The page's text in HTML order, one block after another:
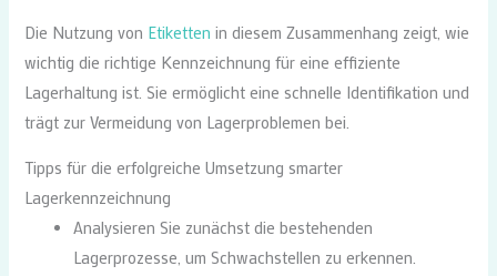
Die Nutzung von Etiketten in diesem Zusammenhang zeigt, wie
wichtig die richtige Kennzeichnung für eine effiziente
Lagerhaltung ist. Sie ermöglicht eine schnelle Identifikation und
trägt zur Vermeidung von Lagerproblemen bei.
Tipps für die erfolgreiche Umsetzung smarter
Lagerkennzeichnung
Analysieren Sie zunächst die bestehenden
Lagerprozesse, um Schwachstellen zu erkennen.